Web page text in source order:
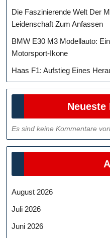
Die Faszinierende Welt Der
Leidenschaft Zum Anfassen
BMW E30 M3 Modellauto:
Motorsport-Ikone
Haas F1: Aufstieg Eines
Neueste
Es sind keine Kommentare
August 2026
Juli 2026
Juni 2026